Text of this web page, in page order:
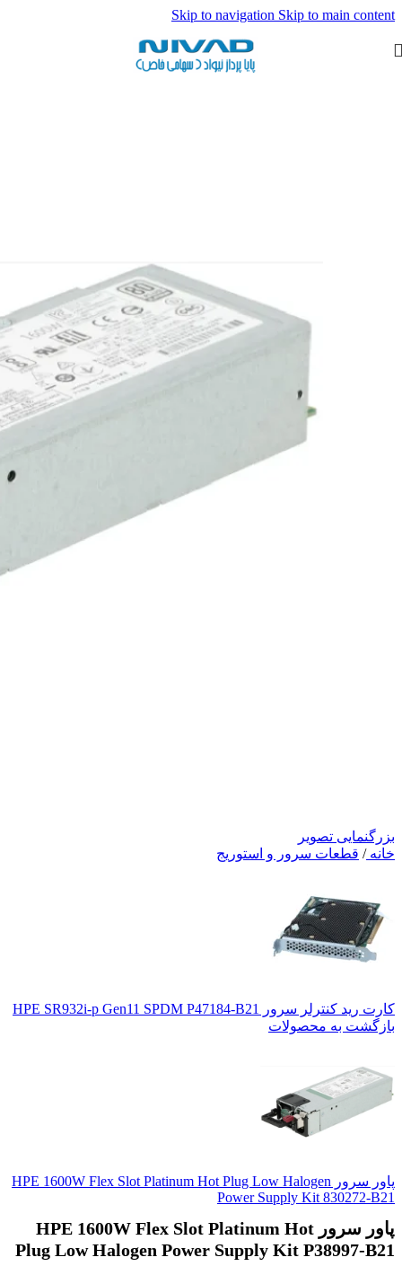
Skip to navigation Skip to main content
بزرگنمایی تصویر
خانه/ قطعات سرور و استوریج
کارت رید کنترلر سرور HPE SR932i-p Gen11 SPDM P47184-B21
بازگشت به محصولات
پاور سرور HPE 1600W Flex Slot Platinum Hot Plug Low Halogen
Power Supply Kit 830272-B21
پاور سرور HPE 1600W Flex Slot Platinum Hot
Plug Low Halogen Power Supply Kit P38997-B21